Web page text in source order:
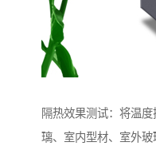
隔热效果测试：将温
璃、室内型材、室外